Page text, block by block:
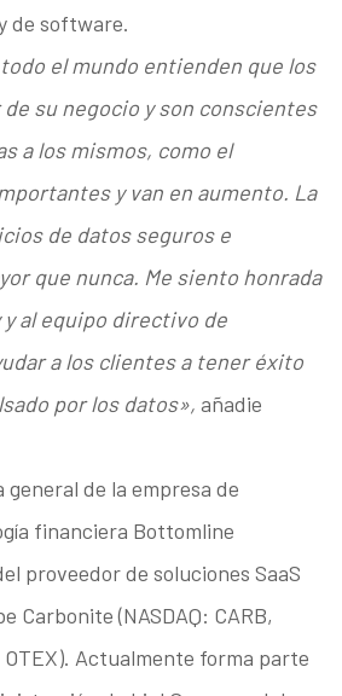
de software.
el mundo entienden que los
su negocio y son conscientes
a los mismos, como el
y van en aumento. La
de datos seguros e
que nunca. Me siento honrada
y al equipo directivo de
a los clientes a tener éxito
por los datos», añadie
de la empresa de
financiera Bottomline
proveedor de soluciones SaaS
Carbonite (NASDAQ: CARB,
OTEX). Actualmente forma parte